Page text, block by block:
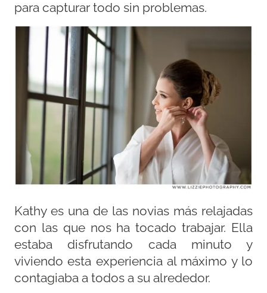
para capturar todo sin problemas.
Kathy es una de las novias más relajadas
con las que nos ha tocado trabajar. Ella
estaba disfrutando cada minuto y
viviendo esta experiencia al máximo y lo
contagiaba a todos a su alrededor.